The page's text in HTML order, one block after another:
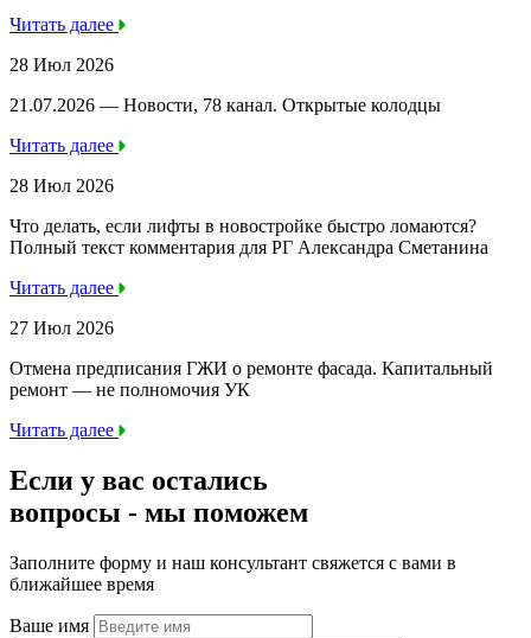
Читать далее
28 Июл 2026
21.07.2026 — Новости, 78 канал. Открытые колодцы
Читать далее
28 Июл 2026
Что делать, если лифты в новостройке быстро ломаются?
Полный текст комментария для РГ Александра Сметанина
Читать далее
27 Июл 2026
Отмена предписания ГЖИ о ремонте фасада. Капитальный
ремонт — не полномочия УК
Читать далее
Если у вас остались
вопросы - мы поможем
Заполните форму и наш консультант свяжется с вами в
ближайшее время
Ваше имя